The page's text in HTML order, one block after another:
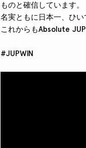
ものと確信しています。
名実ともに日本一、ひい
これからもAbsolute
#JUPWIN